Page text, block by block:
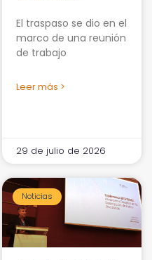
El traspaso se dio en el
marco de una reunión
de trabajo
Leer más >
29 de julio de 2026
Noticias